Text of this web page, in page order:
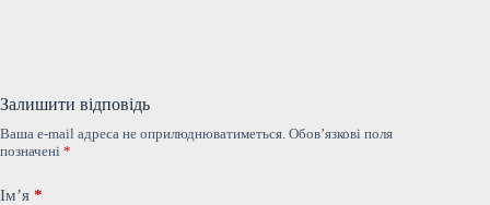
Залишити відповідь
Ваша e-mail адреса не оприлюднюватиметься. Обов’язкові поля
позначені *
Ім’я *